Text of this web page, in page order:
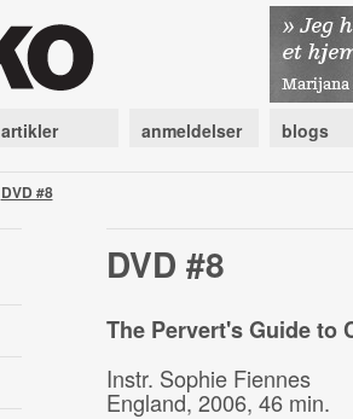
artikler anmeldelser blogs
DVD #8
DVD #8
The Pervert's Guide to
Instr. Sophie Fiennes
England, 2006, 46 min.